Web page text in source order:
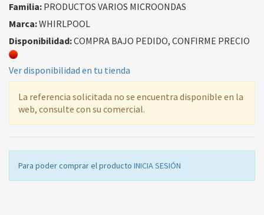
Familia: PRODUCTOS VARIOS MICROONDAS
Marca:WHIRLPOOL
Disponibilidad:COMPRA BAJO PEDIDO, CONFIRME PRECIO
Ver disponibilidad en tu tienda
La referencia solicitada no se encuentra disponible en la
web, consulte con su comercial.
Para poder comprar el producto INICIA SESIÓN